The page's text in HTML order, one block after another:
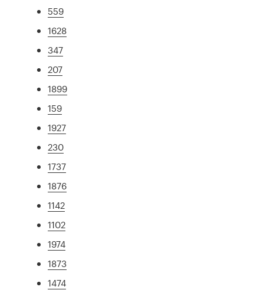
559
1628
347
207
1899
159
1927
230
1737
1876
1142
1102
1974
1873
1474